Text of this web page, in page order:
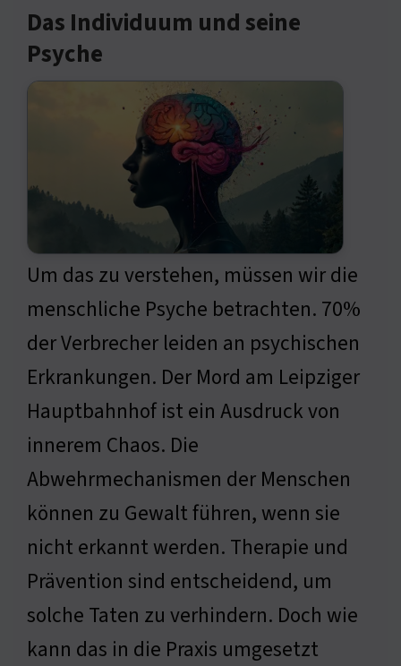
Das Individuum und seine
Psyche
Um das zu verstehen, müssen wir die
menschliche Psyche betrachten. 70%
der Verbrecher leiden an psychischen
Erkrankungen. Der Mord am Leipziger
Hauptbahnhof ist ein Ausdruck von
innerem Chaos. Die
Abwehrmechanismen der Menschen
können zu Gewalt führen, wenn sie
nicht erkannt werden. Therapie und
Prävention sind entscheidend, um
solche Taten zu verhindern. Doch wie
kann das in die Praxis umgesetzt